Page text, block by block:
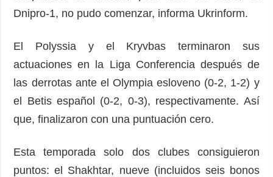
Publicaciones
Fotos
Releases
Banco de
Dnipro-1, no pudo comenzar, informa Ukrinform.
El Polyssia y el Kryvbas terminaron sus
actuaciones en la Liga Conferencia después de
las derrotas ante el Olympia esloveno (0-2, 1-2) y
el Betis español (0-2, 0-3), respectivamente. Así
que, finalizaron con una puntuación cero.
Esta temporada solo dos clubes consiguieron
puntos: el Shakhtar, nueve (incluidos seis bonos